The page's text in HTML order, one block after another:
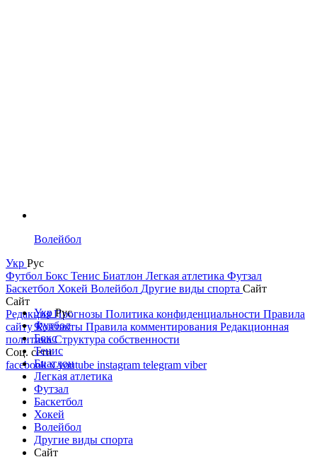
Волейбол
Укр Рус
Футбол Бокс Тенис Биатлон Легкая атлетика Футзал
Баскетбол Хокей Волейбол Другие виды спорта Сайт
Сайт
РедакцияПрогнозы Политика конфиденциальности Правила
сайтуКонтакты Правила комментирования Редакционная
политикаСтруктура собственности
Соц. сети
facebookxyoutube instagram telegram viber
УкрРус
Футбол
Бокс
Тенис
Биатлон
Легкая атлетика
Футзал
Баскетбол
Хокей
Волейбол
Другие виды спорта
Сайт